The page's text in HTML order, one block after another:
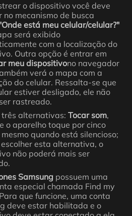
o dispositivo você deve
no mecanismo de busca
está meu celular/celular?"
será exibido
com a localização do
Outra opção é entrar em
meu dispositivono navegador
verá o mapa com a
do celular. Ressalta-se que
estiver desligado, ele não
rastreado.
três alternativas: Tocar som,
o aparelho toque por cinco
quando está silencioso;
escolher esta alternativa, o
não poderá mais ser
Samsung possuem uma
especial chamada Find my
que funcione, uma conta
deve estar habilitada e o